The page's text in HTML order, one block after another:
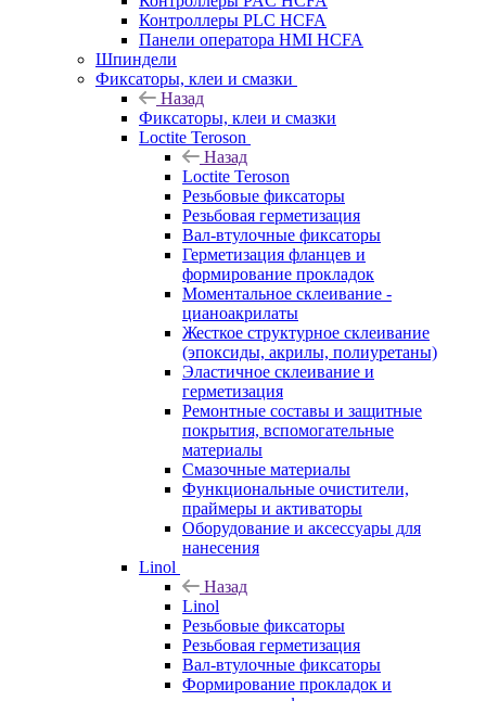
Контроллеры PLC HCFA
Панели оператора HMI HCFA
Шпиндели
Фиксаторы, клеи и смазки
Назад
Фиксаторы, клеи и смазки
Loctite Teroson
Назад
Loctite Teroson
Резьбовые фиксаторы
Резьбовая герметизация
Вал-втулочные фиксаторы
Герметизация фланцев и
формирование прокладок
Моментальное склеивание -
цианоакрилаты
Жесткое структурное склеивание
(эпоксиды, акрилы, полиуретаны)
Эластичное склеивание и
герметизация
Ремонтные составы и защитные
покрытия, вспомогательные
материалы
Смазочные материалы
Функциональные очистители,
праймеры и активаторы
Оборудование и аксессуары для
нанесения
Linol
Назад
Linol
Резьбовые фиксаторы
Резьбовая герметизация
Вал-втулочные фиксаторы
Формирование прокладок и